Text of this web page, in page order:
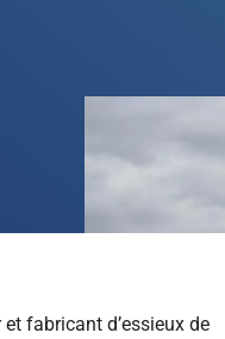
et fabricant d’essieux de